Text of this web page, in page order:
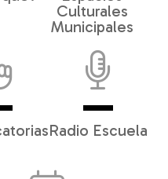
Culturales
Municipales
Radio Escuela